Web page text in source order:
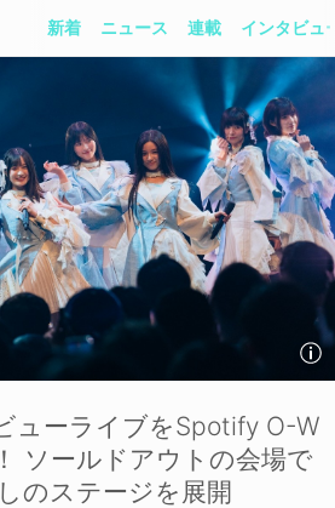
新着 ニュース 連載 インタビュー
ューライブをSpotify O-W
ソールドアウトの会場で
のステージを展開